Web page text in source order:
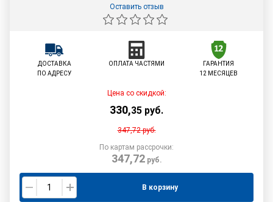
Оставить отзыв
ДОСТАВКА
ПО АДРЕСУ
ОПЛАТА ЧАСТЯМИ
ГАРАНТИЯ
12 МЕСЯЦЕВ
Цена со скидкой:
330,35 руб.
347,72руб.
По картам рассрочки:
347,72руб.
В корзину